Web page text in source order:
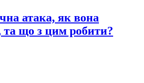
атака, як вона
та що з цим робити?